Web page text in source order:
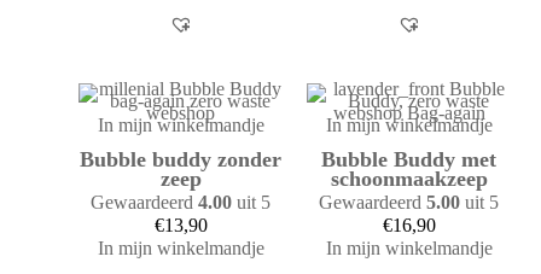
In mijn winkelmandje
Bubble buddy zonder
zeep
Gewaardeerd 4.00 uit 5
€13,90
In mijn winkelmandje
In mijn winkelmandje
Bubble Buddy met
schoonmaakzeep
Gewaardeerd 5.00 uit 5
€16,90
In mijn winkelmandje